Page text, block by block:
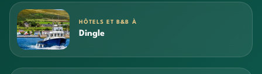
HÔTELS ET B&B À
Dingle